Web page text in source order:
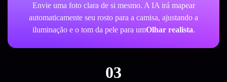
Envie uma foto clara de si mesmo. A IA irá mapear
automaticamente seu rosto para a camisa, ajustando a
iluminação e o tom da pele para umOlhar realista.
03